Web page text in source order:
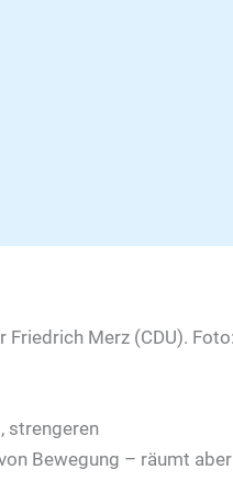
strengeren
Bewegung – räumt aber